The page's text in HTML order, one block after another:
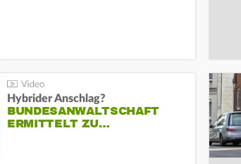
Hybrider Anschlag?
BUNDESANWALTSCHAFT
ERMITTELT ZU…